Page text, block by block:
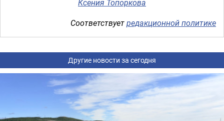
Ксения Топоркова
Соответствуетредакционной политике
Другие новости за сегодня